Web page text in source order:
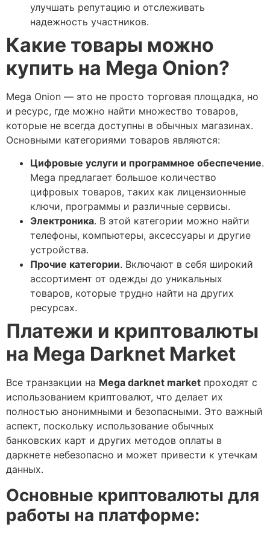
улучшать репутацию и отслеживать
надежность участников.
Какие товары можно
купить на Mega Onion?
Mega Onion — это не просто торговая площадка, но
и ресурс, где можно найти множество товаров,
которые не всегда доступны в обычных магазинах.
Основными категориями товаров являются:
Цифровые услуги и программное обеспечение.
Mega предлагает большое количество
цифровых товаров, таких как лицензионные
ключи, программы и различные сервисы.
Электроника. В этой категории можно найти
телефоны, компьютеры, аксессуары и другие
устройства.
Прочие категории. Включают в себя широкий
ассортимент от одежды до уникальных
товаров, которые трудно найти на других
ресурсах.
Платежи и криптовалюты
на Mega Darknet Market
Все транзакции на Mega darknet market проходят с
использованием криптовалют, что делает их
полностью анонимными и безопасными. Это важный
аспект, поскольку использование обычных
банковских карт и других методов оплаты в
даркнете небезопасно и может привести к утечкам
данных.
Основные криптовалюты для
работы на платформе: